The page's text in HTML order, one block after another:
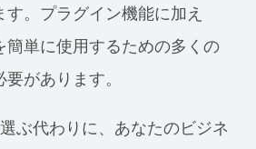
。プラグイン機能に加え
簡単に使用するための多くの
があります。
ぶ代わりに、あなたのビジネ